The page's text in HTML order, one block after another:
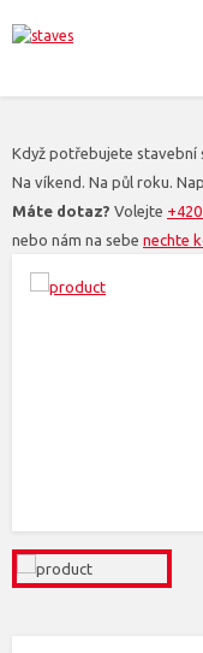
Když potřebujete stavební
Na víkend. Na půl roku.
Máte dotaz? Volejte
nebo nám na sebe nechte